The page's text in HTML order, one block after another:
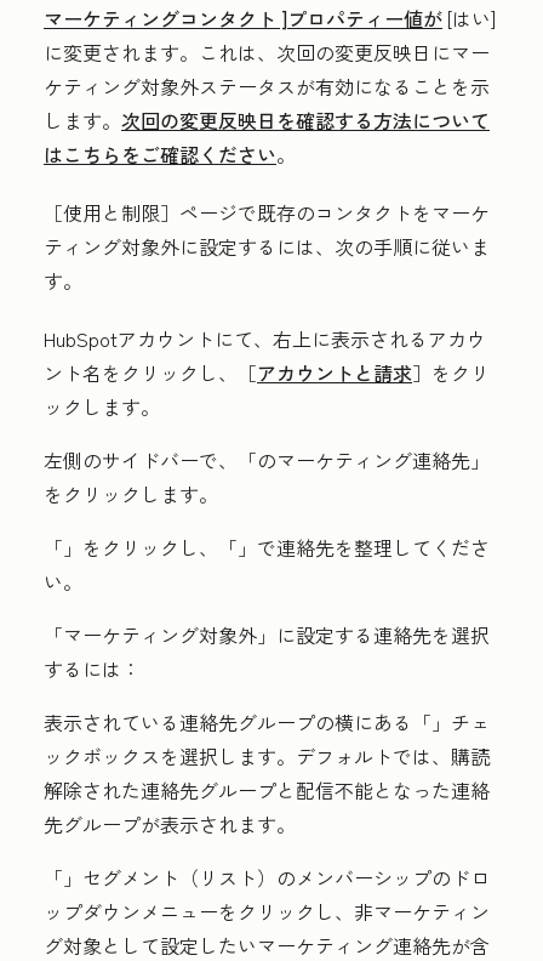
マーケティングコンタクト ]プロパティー値が [はい]
に変更されます。これは、次回の変更反映日にマー
ケティング対象外ステータスが有効になることを示
します。 次回の変更反映日を確認する方法について
はこちらをご確認ください。
［使用と制限］ページで既存のコンタクトをマーケ
ティング対象外に設定するには、次の手順に従いま
す。
HubSpotアカウントにて、右上に表示されるアカウ
ント名をクリックし、［アカウントと請求］をクリ
ックします。
左側のサイドバーで、「のマーケティング連絡先」
をクリックします。
「 」をクリックし、「 」で連絡先を整理してくださ
い。
「マーケティング対象外」に設定する連絡先を選択
するには：
表示されている連絡先グループの横にある「 」チェ
ックボックスを選択します。デフォルトでは、購読
解除された連絡先グループと配信不能となった連絡
先グループが表示されます。
「 」セグメント（リスト）のメンバーシップのドロ
ップダウンメニューをクリックし、非マーケティン
グ対象として設定したいマーケティング連絡先が含